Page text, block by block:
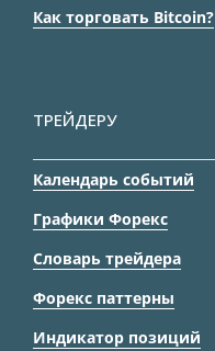
Как торговать Bitcoin?
ТРЕЙДЕРУ
Календарь событий
Графики Форекс
Словарь трейдера
Форекс паттерны
Индикатор позиций